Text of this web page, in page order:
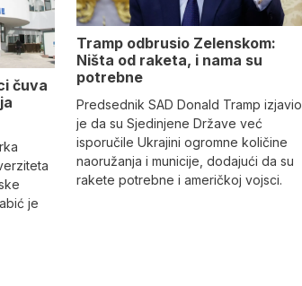
čuva
je
Tramp odbrusio Zelenskom:
Ništa od raketa, i nama su
potrebne
Predsednik SAD Donald Tramp izjavio
je da su Sjedinjene Države već
isporučile Ukrajini ogromne količine
naoružanja i municije, dodajući da su
rakete potrebne i američkoj vojsci.